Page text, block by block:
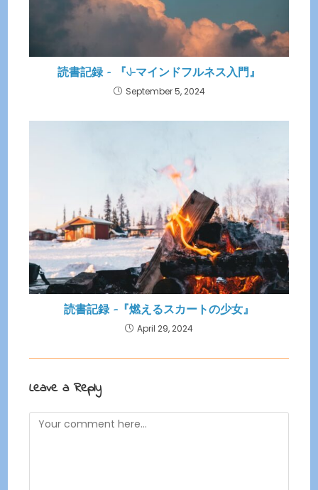
読書記録 – 『J-マインドフルネス入門』
September 5, 2024
読書記録 -『燃えるスカートの少女』
April 29, 2024
Leave a Reply
Comment